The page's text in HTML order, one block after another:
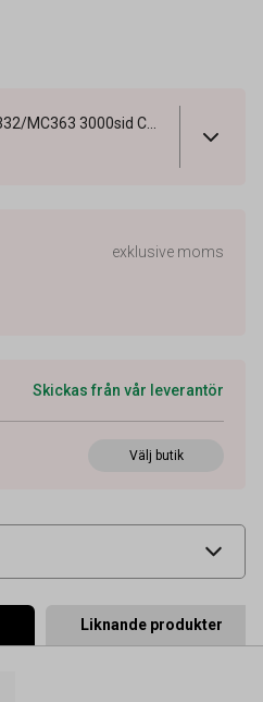
Lasertoner OKI C332/MC363 3000sid Cyan
exklusive moms
Skickas från vår leverantör
Välj butik
44103103
Liknande produkter